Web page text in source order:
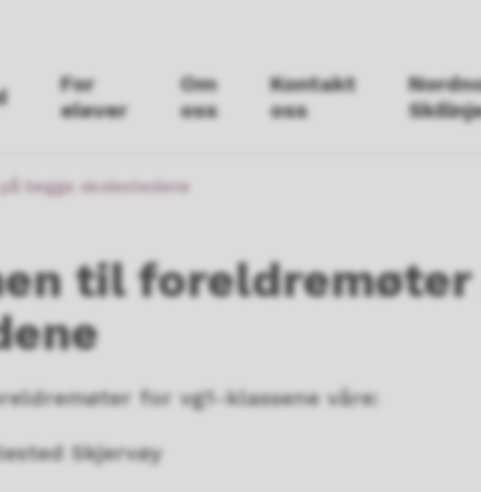
For
elever
Om
oss
Kontakt
oss
begge skolestedene
til foreldremøter
for vg1-klassene våre:
Skjervøy